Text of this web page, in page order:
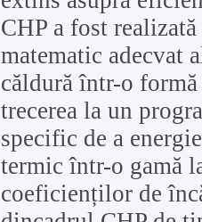
CHP a fost
matematic adecvat
căldură într-o
trecerea la un
specific de a
termic într-o gamă
coeficienților de